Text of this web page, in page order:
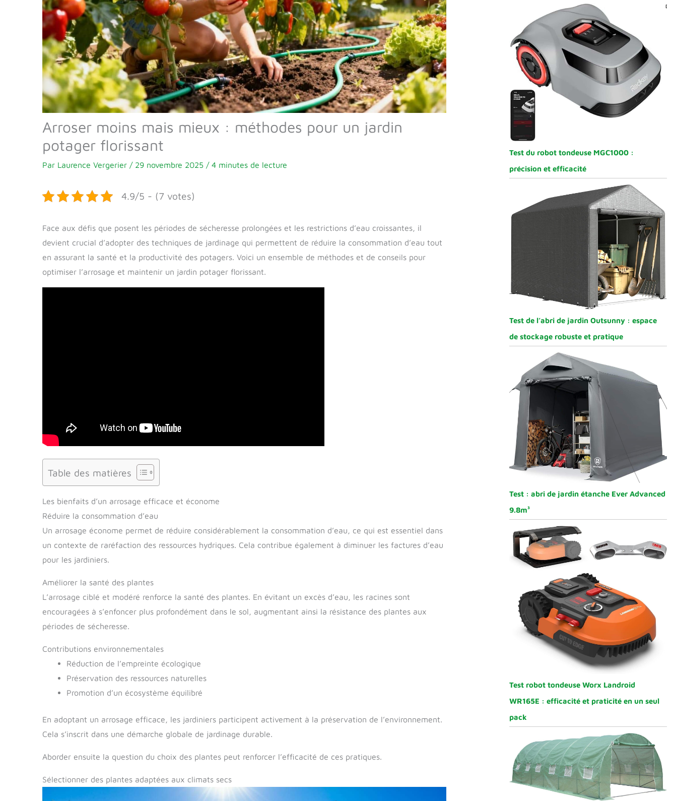
Arroser moins mais mieux : méthodes pour un jardin
potager florissant
Par Laurence Vergerier / 29 novembre 2025 / 4 minutes de lecture
4.9/5 - (7 votes)
Face aux défis que posent les périodes de sécheresse prolongées et les restrictions d’eau croissantes, il
devient crucial d’adopter des techniques de jardinage qui permettent de réduire la consommation d’eau tout
en assurant la santé et la productivité des potagers. Voici un ensemble de méthodes et de conseils pour
optimiser l’arrosage et maintenir un jardin potager florissant.
Table des matières
Les bienfaits d’un arrosage efficace et économe
Réduire la consommation d’eau
Un arrosage économe permet de réduire considérablement la consommation d’eau, ce qui est essentiel dans
un contexte de raréfaction des ressources hydriques. Cela contribue également à diminuer les factures d’eau
pour les jardiniers.
Améliorer la santé des plantes
L’arrosage ciblé et modéré renforce la santé des plantes. En évitant un excès d’eau, les racines sont
encouragées à s’enfoncer plus profondément dans le sol, augmentant ainsi la résistance des plantes aux
périodes de sécheresse.
Contributions environnementales
Réduction de l’empreinte écologique
Préservation des ressources naturelles
Promotion d’un écosystème équilibré
En adoptant un arrosage efficace, les jardiniers participent activement à la préservation de l’environnement.
Cela s’inscrit dans une démarche globale de jardinage durable.
Aborder ensuite la question du choix des plantes peut renforcer l’efficacité de ces pratiques.
Sélectionner des plantes adaptées aux climats secs
Test du robot tondeuse MGC1000 :
précision et efficacité
Test de l’abri de jardin Outsunny : espace
de stockage robuste et pratique
Test : abri de jardin étanche Ever Advanced
9.8m³
Test robot tondeuse Worx Landroid
WR165E : efficacité et praticité en un seul
pack